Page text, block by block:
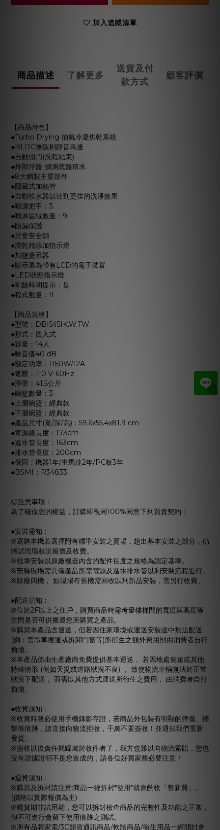
加入追蹤清單
商品描述 了解更多
送貨及付
款方式
顧客評價
【商品特色】
◆Turbo Drying 抽氣冷凝烘乾系統
◆BLDC無碳刷靜音馬達
◆自動開門(洗程結束)
◆外部浮盤-偵測底盤積水
◆8大鋼製主要部件
◆隱藏式加熱管
◆自動軟水器以達到更佳的洗淨效果
◆噴灑把手：3
◆噴淋區域數量：9
◆防漏保護
◆兒童安全鎖
◆潤乾精添加指示燈
◆加鹽提示器
◆顯示幕為帶有LCD的電子裝置
◆LED狀態指示燈
◆剩餘時間提示：是
◆程式數量：9
【商品規格】
◆型號：DBI545IK.W.TW
◆形式：嵌入式
◆容量：14人
◆噪音值40 dB
◆額定功率：1150W/12A
◆電壓：110 V-60Hz
◆淨重：41.5公斤
◆碗籃數量：3
◆上層碗籃：經典款
◆下層碗籃：經典款
◆產品尺寸(寬/深/高)：59.6x55.4x81.9 cm
◆電源線長度：173cm
◆進水管長度：163cm
◆排水管長度：200cm
◆保固：機器1年/主馬達2年/PC板3年
◆BSMI：R34833
◎注意事項：
為了確保您的權益，訂購即視同100%同意下列買賣契約：
◆安裝需知：
※選購本機若選擇附有標準安裝之賣場，超出基本安裝之部分，仍
將試現場狀況報價及收費。
※標準安裝以原廠機器內含的配件長度之規格為認定基準。
※安裝現場需具備產品所需電源及進水排水管以利安裝流程近行。
※除廢四機， 如現場有舊機需回收以利新品安裝，需另行收費。
◆配送須知：
※位於2F以上之住戶，購買商品時需考量樓梯間的寬度與高度等
空間是否可供搬運您所購買之產品。
※購買本產品含運送，但若因住家環境或運送安裝途中無法配送
(例：需吊車搬運或拆卸門窗等)所衍生之額外費用則由消費者自行
負擔。
※本產品係由生產廠商免費提供基本運送， 若因地處偏遠或其他
特殊情形 (例如天災或道路狀況不良) ， 致使物流車輛無法於正常
狀況下配送， 而需以其他方式運送所衍生之費用， 由消費者自行
負擔。
◆收貨須知：
※收貨時務必使用手機錄影存證，若商品外包裝有明顯的摔傷、撞
擊等痕跡，請直接向物流拒收，千萬不要簽收！並通知我們重新
發貨。
※簽收以後責任就歸屬於收件者了，我方也難以向物流索賠，您也
沒有證據證明不是您造成的，請各位好買家務必要注意！
◆退貨須知：
※購買及拆封請注意:商品一經拆封*使用*就會酌收「整新費」。
(價格以實際報價為主)
※鑑賞期非試用期，您可以拆封檢查商品的完整性及功能之正常，
但不可進行會留下使用痕跡之測試。
※所有品牌家電/3C類資通訊商品/軟體商品/衛生用品一經開封會